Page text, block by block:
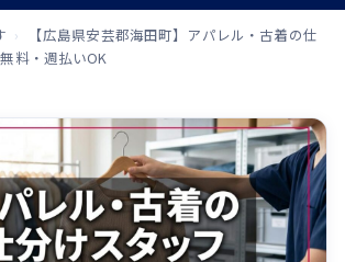
›
【広島県安芸郡海田町】アパレル・古着の仕
料・週払いOK